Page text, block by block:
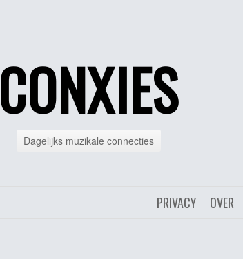
CONXIES
Dagelijks muzikale connecties
OVER
PRIVACY